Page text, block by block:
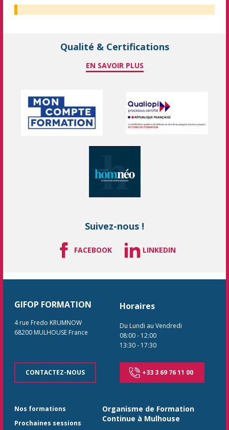
Qualité & Certifications
EN SAVOIR PLUS
Suivez-nous !
FACEBOOK LINKEDIN
GIFOP FORMATION
4 rue Fredo KRUMNOW
68200 MULHOUSE France
CONTACTEZ-NOUS
Horaires
Du Lundi au Vendredi
08:00- 12:00
13:30- 17:30
+33 3 69 76 11 00
Nos formations
Prochaines sessions
Organisme de Formation
Continue à Mulhouse